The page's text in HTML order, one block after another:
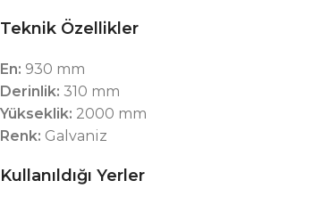
Teknik Özellikler
En: 930 mm
Derinlik: 310 mm
Yükseklik: 2000 mm
Renk: Galvaniz
Kullanıldığı Yerler